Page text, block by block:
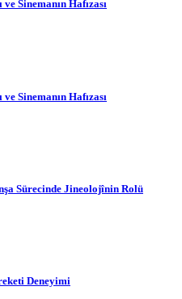
Sinemanın Hafızası
Sinemanın Hafızası
Sürecinde Jineolojînin Rolü
Deneyimi